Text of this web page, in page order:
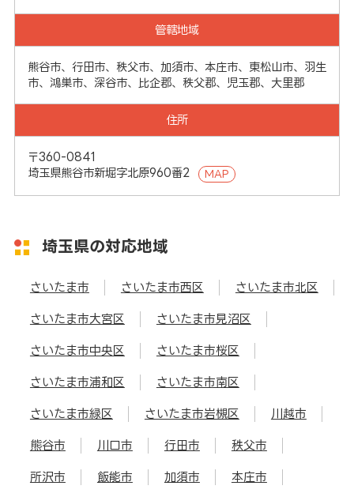
管轄地域
熊谷市、行田市、秩父市、加須市、本庄市、東松山市、羽生
市、鴻巣市、深谷市、比企郡、秩父郡、児玉郡、大里郡
住所
〒360-0841
埼玉県熊谷市新堀字北原960番2
MAP
埼玉県の対応地域
さいたま市 さいたま市西区 さいたま市北区
さいたま市大宮区 さいたま市見沼区
さいたま市中央区 さいたま市桜区
さいたま市浦和区 さいたま市南区
さいたま市緑区 さいたま市岩槻区 川越市
熊谷市 川口市 行田市 秩父市
所沢市 飯能市 加須市 本庄市